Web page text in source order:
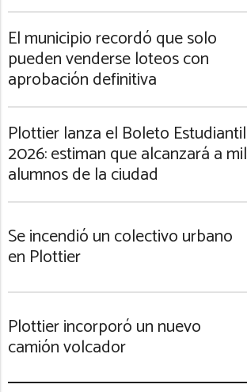
El municipio recordó que solo
pueden venderse loteos con
aprobación definitiva
Plottier lanza el Boleto Estudiantil
2026: estiman que alcanzará a mil
alumnos de la ciudad
Se incendió un colectivo urbano
en Plottier
Plottier incorporó un nuevo
camión volcador